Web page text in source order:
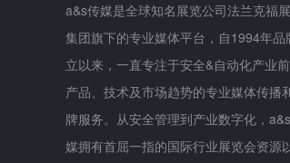
a&s传媒是全球知名展览公司法兰克福
集团旗下的专业媒体平台，自1994年品
立以来，一直专注于安全&自动化产业
产品、技术及市场趋势的专业媒体传播
牌服务。从安全管理到产业数字化，
媒拥有首屈一指的国际行业展览会资源